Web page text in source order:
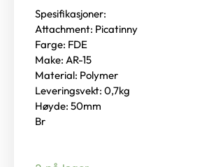
Spesifikasjoner:
Attachment: Picatinny
Farge: FDE
Make: AR-15
Material: Polymer
Leveringsvekt: 0,7kg
Høyde: 50mm
Br